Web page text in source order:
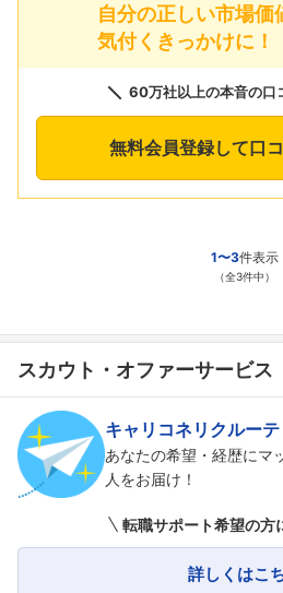
自分の正しい市場価
気付くきっかけに！
60万社以上の本音の口
無料会員登録して口
1〜3件表示
（全3件中）
スカウト・オファーサービス
キャリコネリクルー
あなたの希望・経歴にマ
人をお届け！
転職サポート希望の方
詳しくはこ